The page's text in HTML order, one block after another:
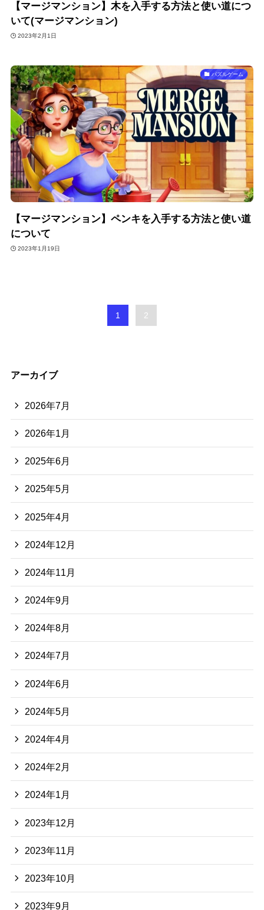
【マージマンション】木を入手する方法と使い道につ
いて(マージマンション)
2023年2月1日
パズルゲーム
【マージマンション】ペンキを入手する方法と使い道
について
2023年1月19日
1 2
アーカイブ
2026年7月
2026年1月
2025年6月
2025年5月
2025年4月
2024年12月
2024年11月
2024年9月
2024年8月
2024年7月
2024年6月
2024年5月
2024年4月
2024年2月
2024年1月
2023年12月
2023年11月
2023年10月
2023年9月